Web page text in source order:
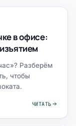
в офисе:
Разберём
чтобы
ЧИТАТЬ